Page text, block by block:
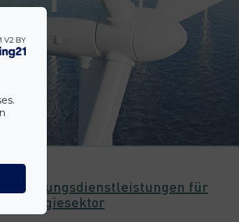
für
Energiesektor